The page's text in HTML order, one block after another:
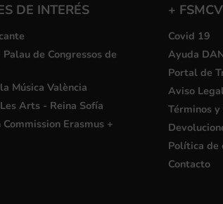
DE INTERÉS
de Congressos de
Música València
Arts - Reina Sofía
Commission Erasmus +
+ FSMCV
Covid 19
Ayuda
Portal de
Aviso
Términos
Política de
Contacto